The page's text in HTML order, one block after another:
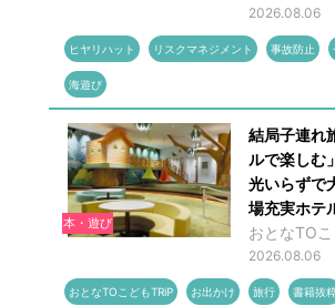
2026.08.06
ヒヤリハット リスクマネジメント 事故防止
海遊び
本・遊び
結局子連れ
ルで楽し
光いらずで
場充実ホテ
おとなTO
2026.08.06
おとなTOこどもTRiP お出かけ 旅行 書籍抜